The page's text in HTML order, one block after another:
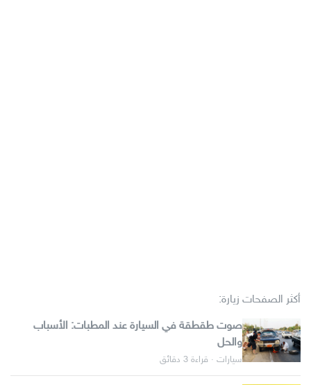
أكثر الصفحات زيارة:
صوت طقطقة في السيارة عند المطبات: الأسباب
والحل
سيارات · قراءة 3 دقائق